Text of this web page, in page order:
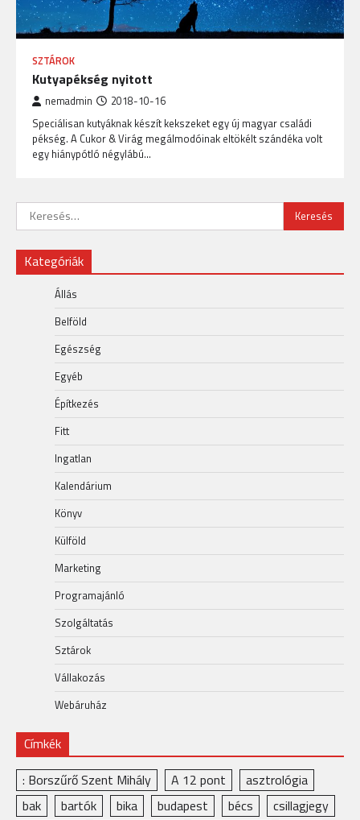
SZTÁROK
Kutyapékség nyitott
nemadmin 2018-10-16
Speciálisan kutyáknak készít kekszeket egy új magyar családi
pékség. A Cukor & Virág megálmodóinak eltökélt szándéka volt
egy hiánypótló négylábú…
Keresés:
Kategóriák
Állás
Belföld
Egészség
Egyéb
Építkezés
Fitt
Ingatlan
Kalendárium
Könyv
Külföld
Marketing
Programajánló
Szolgáltatás
Sztárok
Vállakozás
Webáruház
Címkék
: Borszűrő Szent Mihály
A 12 pont
asztrológia
bak
bartók bika budapest bécs
csillagjegy